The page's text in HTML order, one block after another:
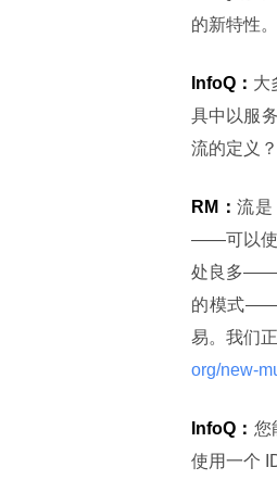
的新特性。
InfoQ： 大
具中以服
流的定义？
RM：流
——可以使
处良多——
的模式——
易。我们
org/new-
InfoQ： 您
使用一个